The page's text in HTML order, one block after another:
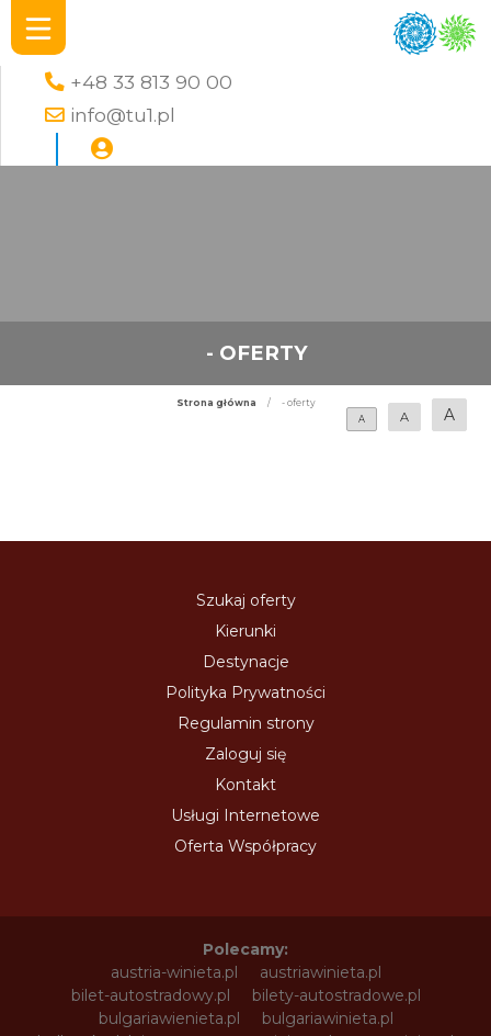
+48 33 813 90 00
info@tu1.pl
- OFERTY
Strona główna /
- oferty
A
A A
Szukaj oferty
Kierunki
Destynacje
Polityka Prywatności
Regulamin strony
Zaloguj się
Kontakt
Usługi Internetowe
Oferta Współpracy
Polecamy:
austria-winieta.pl
austriawinieta.pl
bilet-autostradowy.pl
bilety-autostradowe.pl
bulgariawienieta.pl
bulgariawinieta.pl